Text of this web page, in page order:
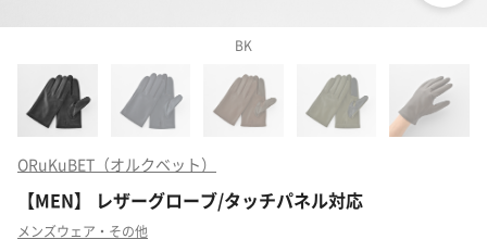
BK
ORuKuBET（オルクベット）
【MEN】 レザーグローブ/タッチパネル対応
メンズウェア・その他